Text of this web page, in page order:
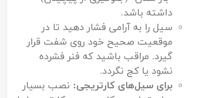
داشته باشد.
سیل را به آرامی فشار دهید تا در
موقعیت صحیح خود روی شفت قرار
گیرد. مراقب باشید که فنر فشرده
نشود یا کج نگردد.
برای سیل‌های کارتریجی: نصب بسیار